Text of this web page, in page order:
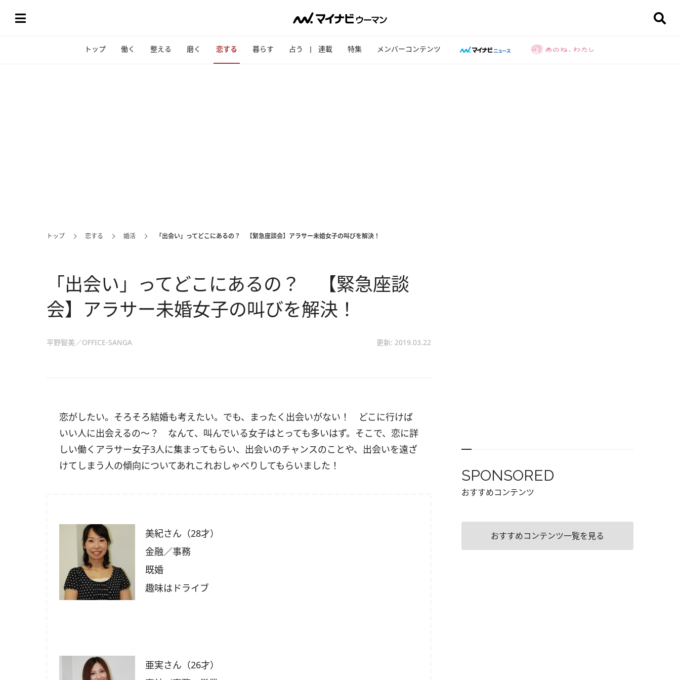
トップ 働く 整える 磨く 恋する 暮らす 占う 連載 特集 メンバーコンテンツ
トップ 恋する 婚活 「出会い」ってどこにあるの？ 【緊急座談会】アラサー未婚女子の叫びを解決！
「出会い」ってどこにあるの？ 【緊急座談
会】アラサー未婚女子の叫びを解決！
平野智美／OFFICE-SANGA 更新: 2019.03.22
恋がしたい。そろそろ結婚も考えたい。でも、まったく出会いがない！ どこに行けば
いい人に出会えるの～？ なんて、叫んでいる女子はとっても多いはず。そこで、恋に詳
しい働くアラサー女子3人に集まってもらい、出会いのチャンスのことや、出会いを遠ざ
けてしまう人の傾向についてあれこれおしゃべりしてもらいました！
美紀さん（28才）
金融／事務
既婚
趣味はドライブ
亜実さん（26才）
SPONSORED
おすすめコンテンツ
おすすめコンテンツ一覧を見る